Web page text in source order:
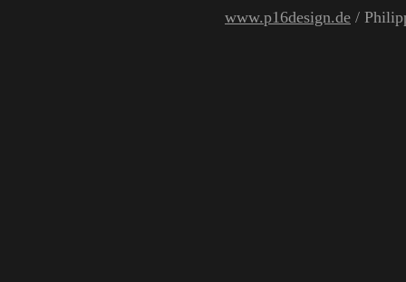
www.p16design.de /